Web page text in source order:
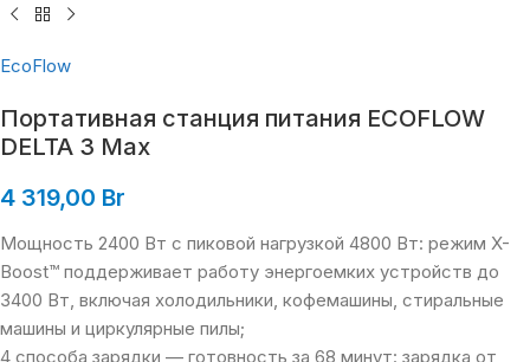
EcoFlow
Портативная станция питания ECOFLOW
DELTA 3 Max
4 319,00 Br
Мощность 2400 Вт с пиковой нагрузкой 4800 Вт: режим X-
Boost™ поддерживает работу энергоемких устройств до
3400 Вт, включая холодильники, кофемашины, стиральные
машины и циркулярные пилы;
4 способа зарядки — готовность за 68 минут: зарядка от